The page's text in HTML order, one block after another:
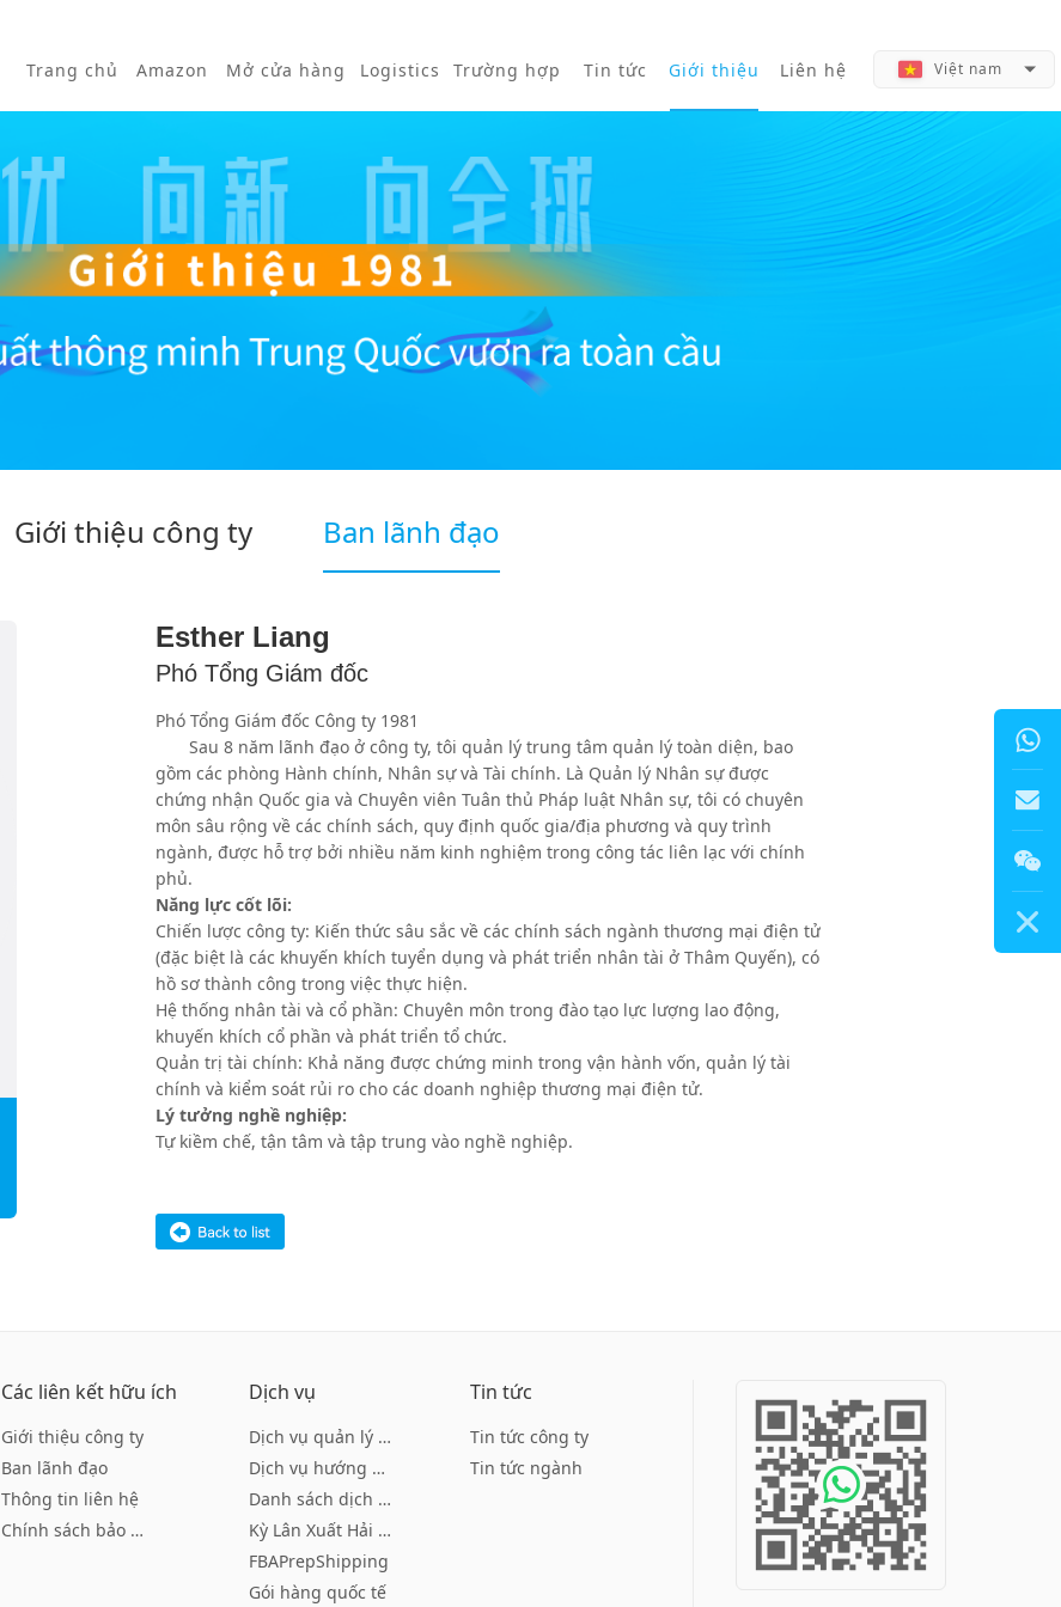
Trang chủ Amazon Mở cửa hàng Logistics Trường hợp Tin tức Giới thiệu Liên hệ Việt nam
Giới thiệu công ty Ban lãnh đạo
Esther Liang
Phó Tổng Giám đốc
Phó Tổng Giám đốc Công ty 1981
Sau 8 năm lãnh đạo ở công ty, tôi quản lý trung tâm quản lý toàn diện, bao
gồm các phòng Hành chính, Nhân sự và Tài chính. Là Quản lý Nhân sự được
chứng nhận Quốc gia và Chuyên viên Tuân thủ Pháp luật Nhân sự, tôi có chuyên
môn sâu rộng về các chính sách, quy định quốc gia/địa phương và quy trình
ngành, được hỗ trợ bởi nhiều năm kinh nghiệm trong công tác liên lạc với chính
phủ.
Năng lực cốt lõi:
Chiến lược công ty: Kiến thức sâu sắc về các chính sách ngành thương mại điện tử
(đặc biệt là các khuyến khích tuyển dụng và phát triển nhân tài ở Thâm Quyến), có
hồ sơ thành công trong việc thực hiện.
Hệ thống nhân tài và cổ phần: Chuyên môn trong đào tạo lực lượng lao động,
khuyến khích cổ phần và phát triển tổ chức.
Quản trị tài chính: Khả năng được chứng minh trong vận hành vốn, quản lý tài
chính và kiểm soát rủi ro cho các doanh nghiệp thương mại điện tử.
Lý tưởng nghề nghiệp:
Tự kiềm chế, tận tâm và tập trung vào nghề nghiệp.
Các liên kết hữu ích
Giới thiệu công ty
Ban lãnh đạo
Thông tin liên hệ
Chính sách bảo mật
Dịch vụ
Dịch vụ quản lý tài khoản
Dịch vụ hướng dẫn của Amazon
Danh sách dịch vụ hướng dẫn củ
Kỳ Lân Xuất Hải Logistics
FBAPrepShipping
Gói hàng quốc tế
Tin tức
Tin tức công ty
Tin tức ngành